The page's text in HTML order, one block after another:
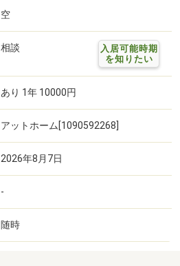
空
相談
入居可能時期
を知りたい
あり 1年 10000円
アットホーム[1090592268]
2026年8月7日
-
随時